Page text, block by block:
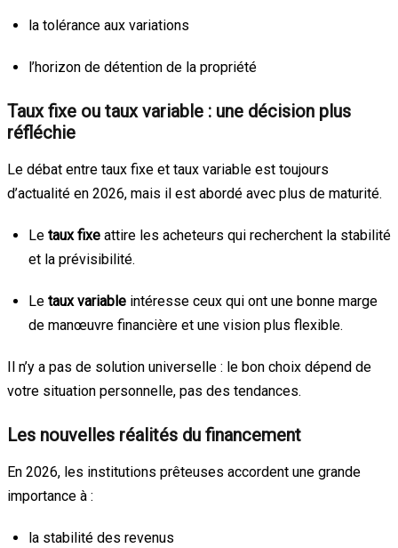
la tolérance aux variations
l’horizon de détention de la propriété
Taux fixe ou taux variable : une décision plus
réfléchie
Le débat entre taux fixe et taux variable est toujours
d’actualité en 2026, mais il est abordé avec plus de maturité.
Le taux fixe attire les acheteurs qui recherchent la stabilité
et la prévisibilité.
Le taux variable intéresse ceux qui ont une bonne marge
de manœuvre financière et une vision plus flexible.
Il n’y a pas de solution universelle : le bon choix dépend de
votre situation personnelle, pas des tendances.
Les nouvelles réalités du financement
En 2026, les institutions prêteuses accordent une grande
importance à :
la stabilité des revenus